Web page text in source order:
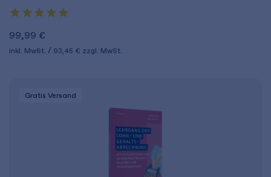
99,99 €
inkl. MwSt. 93,45 € zzgl. MwSt.
Gratis Versand